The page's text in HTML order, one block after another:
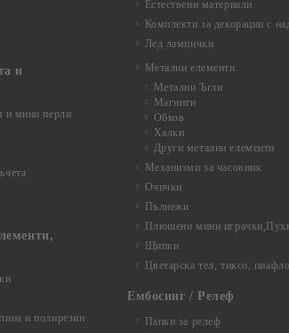
и
и мини перли
и полирезин
Естествени материали
Комплекти за декорации с
Лед лампички
Метални елементи
Метални Ъгли
Магнити
Обков
Халки
Други метални елементи
Механизми за часовник
Очички
Пълнежи
Плюшени мини
Щипки
Цветарска тел, тиксо,
Ембосинг / Релеф
Папки за релеф